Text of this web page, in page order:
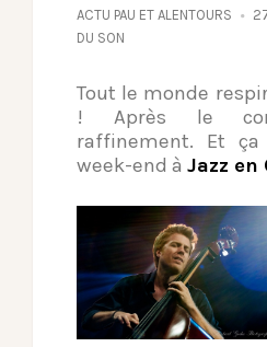
ACTU PAU ET ALENTOURS
DU SON
Tout le monde
! Après le
raffinement. Et
week-end à Jazz en